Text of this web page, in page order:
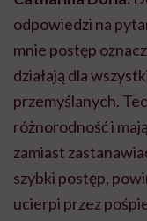
odpowiedzi na
mnie postęp
działają dla
przemyślanych.
różnorodność i
zamiast
szybki postęp,
ucierpi przez